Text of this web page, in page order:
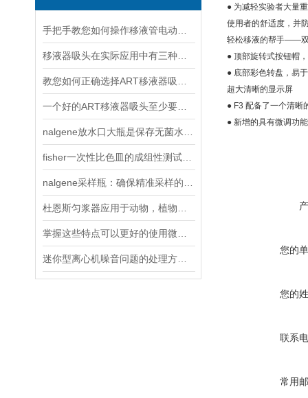
● 为减轻实验者大量
使用者的舒适度，并
轻松移液的帮手——
● 顶部旋转式按钮帽
● 底部彩色转盘，易
超大清晰的显示屏
● F3 配备了一个清晰
● 新增的具有微调功
您的
您的
联系
常用